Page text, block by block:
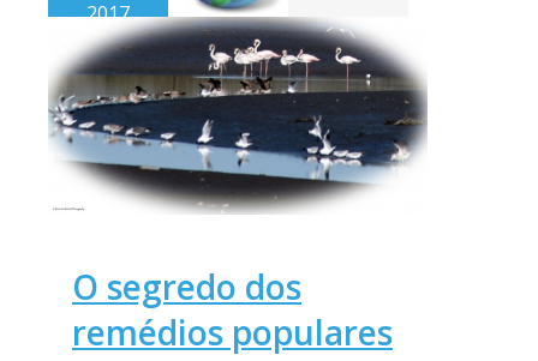
2017
O segredo dos
remédios populares